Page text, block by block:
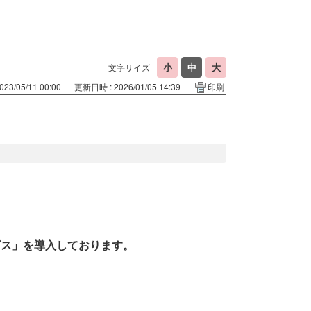
文字サイズ
05/11 00:00 更新日時 : 2026/01/05 14:39 印刷
」を導入しております。